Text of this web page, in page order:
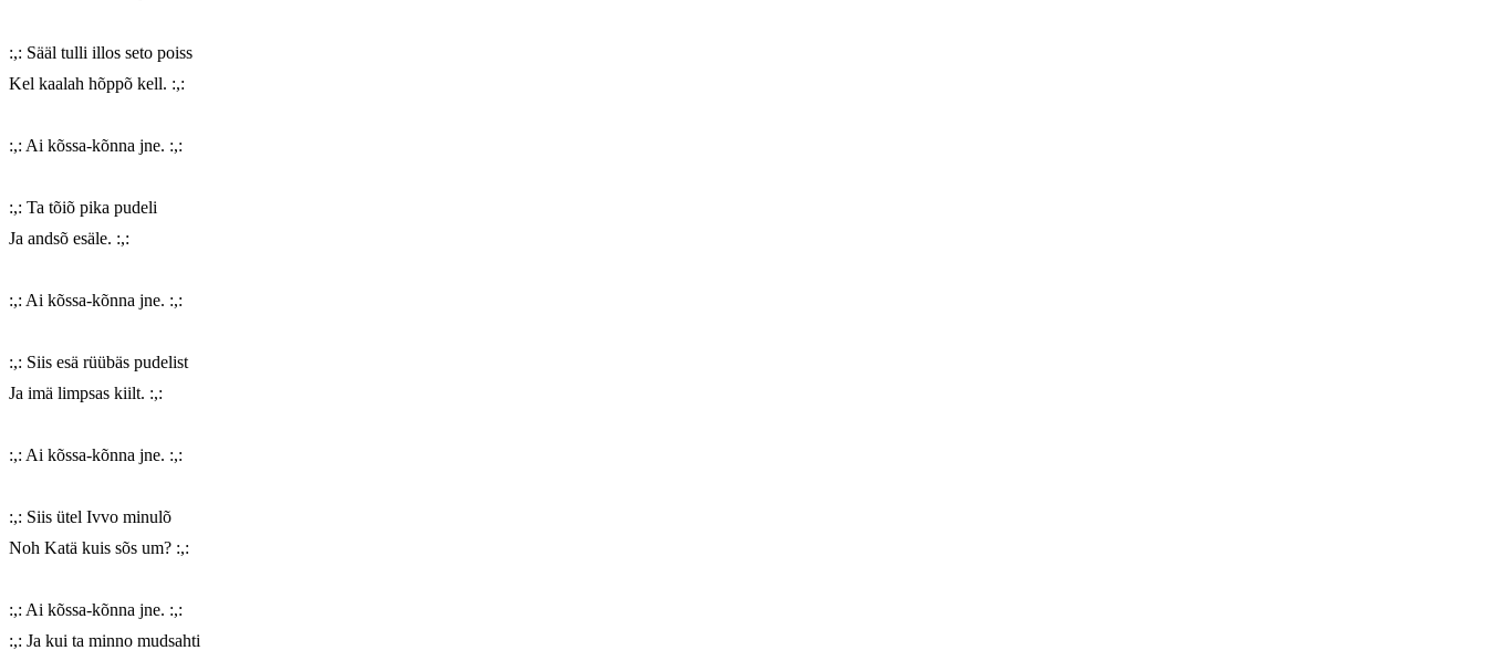
:,: Sääl tulli illos seto poiss
Kel kaalah hõppõ kell. :,:
:,: Ai kõssa-kõnna jne. :,:
:,: Ta tõiõ pika pudeli
Ja andsõ esäle. :,:
:,: Ai kõssa-kõnna jne. :,:
:,: Siis esä rüübäs pudelist
Ja imä limpsas kiilt. :,:
:,: Ai kõssa-kõnna jne. :,:
:,: Siis ütel Ivvo minulõ
Noh Katä kuis sõs um? :,:
:,: Ai kõssa-kõnna jne. :,:
:,: Ja kui ta minno mudsahti